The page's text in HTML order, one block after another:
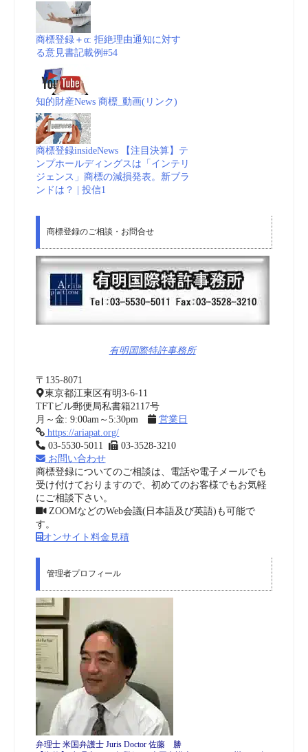
商標登録＋α: 拒絶理由通知に対す
る意見書記載例#54
知的財産News 商標_動画(リンク)
商標登録insideNews 【注目決算】テ
ンプホールディングスは「インテリ
ジェンス」商標の減損発表。新ブラ
ンドは？ | 投信1
商標登録のご相談・お問合せ
有明国際特許事務所
〒135-8071
東京都江東区有明3-6-11
TFTビル郵便局私書箱2117号
月～金: 9:00am～5:30pm
営業日
https://ariapat.org/
03-5530-5011
03-3528-3210
お問い合わせ
商標登録についてのご相談は、電話や電子メールでも
受け付けておりますので、初めてのお客様でもお気軽
にご相談下さい。
ZOOMなどのWeb会議(日本語及び英語)も可能で
す。
オンサイト料金見積
管理者プロフィール
弁理士 米国弁護士 Juris Doctor 佐藤 勝